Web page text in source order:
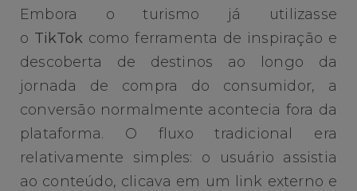
Embora o turismo já utilizasse
o TikTok como ferramenta de inspiração e
descoberta de destinos ao longo da
jornada de compra do consumidor, a
conversão normalmente acontecia fora da
plataforma. O fluxo tradicional era
relativamente simples: o usuário assistia
ao conteúdo, clicava em um link externo e